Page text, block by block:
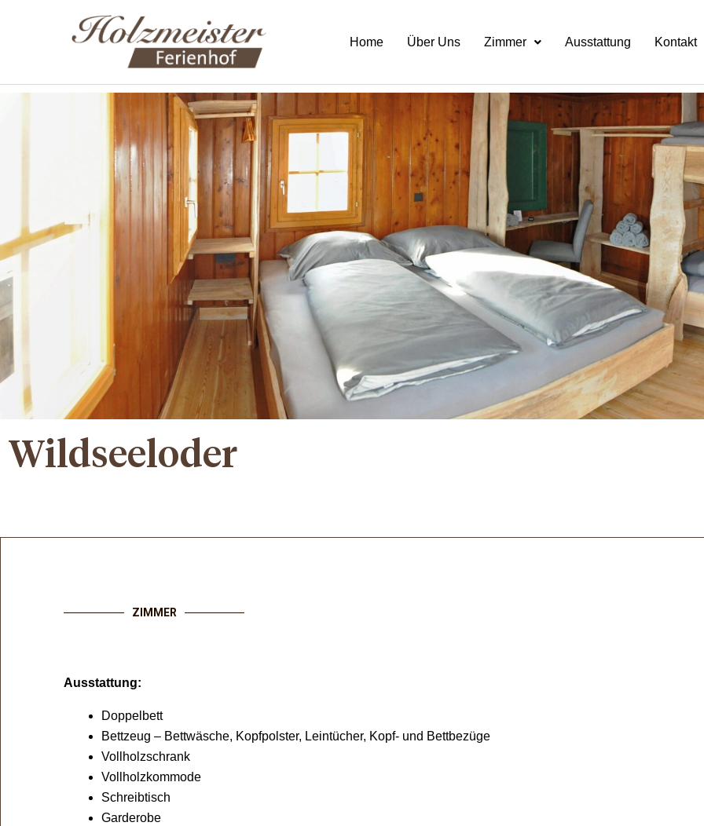
Home Über Uns Zimmer Ausstattung Kontakt
Wildseeloder
ZIMMER
Ausstattung:
Doppelbett
Bettzeug – Bettwäsche, Kopfpolster, Leintücher, Kopf- und Bettbezüge
Vollholzschrank
Vollholzkommode
Schreibtisch
Garderobe